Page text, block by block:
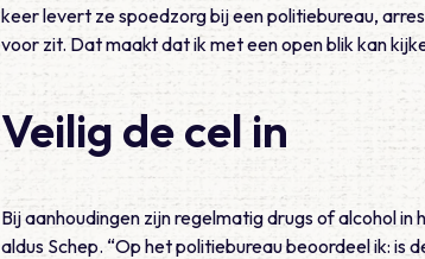
keer levert ze spoedzorg bij een politiebureau,
voor zit. Dat maakt dat ik met een open blik kan
Veilig de cel in
Bij aanhoudingen zijn regelmatig drugs of alcohol in
aldus Schep. “Op het politiebureau beoordeel ik: is